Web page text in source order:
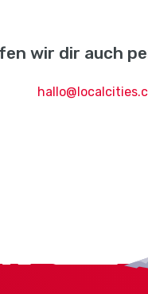
wir dir auch